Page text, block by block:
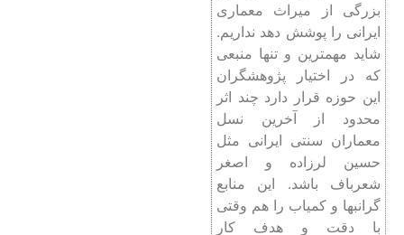
بزرگی از میراث معماری
ایرانی را پوشش دهد نداریم.
شاید مهمترین و تنها منبعی
که در اختیار پژوهشگران
این حوزه قرار دارد چند اثر
محدود از آخرین نسل
معماران سنتی ایرانی مثل
حسین لرزاده و اصغر
شعر‌باف باشد. این منابع
گرانبها و کمیاب را هم وقتی
با دقت و هدف کار